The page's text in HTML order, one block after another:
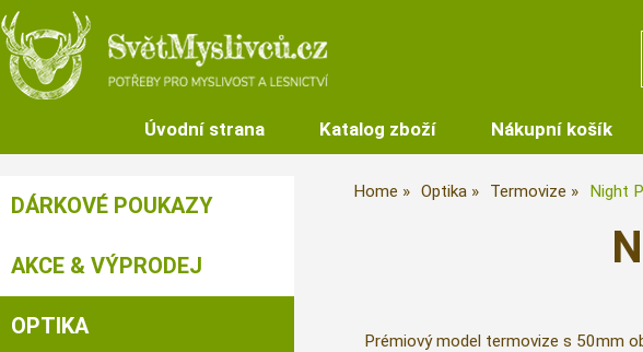
Úvodní strana Katalog zboží Nákupní košík
Home Optika Termovize Night
Prémiový model termovize s 50mm
DÁRKOVÉ POUKAZY
AKCE & VÝPRODEJ
OPTIKA